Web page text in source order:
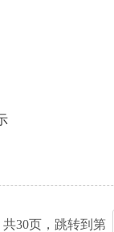
共30页，跳转到第